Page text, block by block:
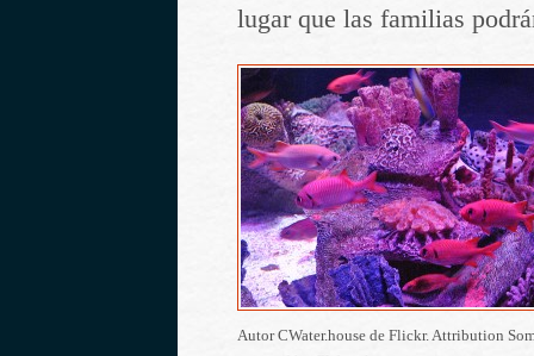
lugar que las familias
Autor CWater.house de Flickr. Attribution